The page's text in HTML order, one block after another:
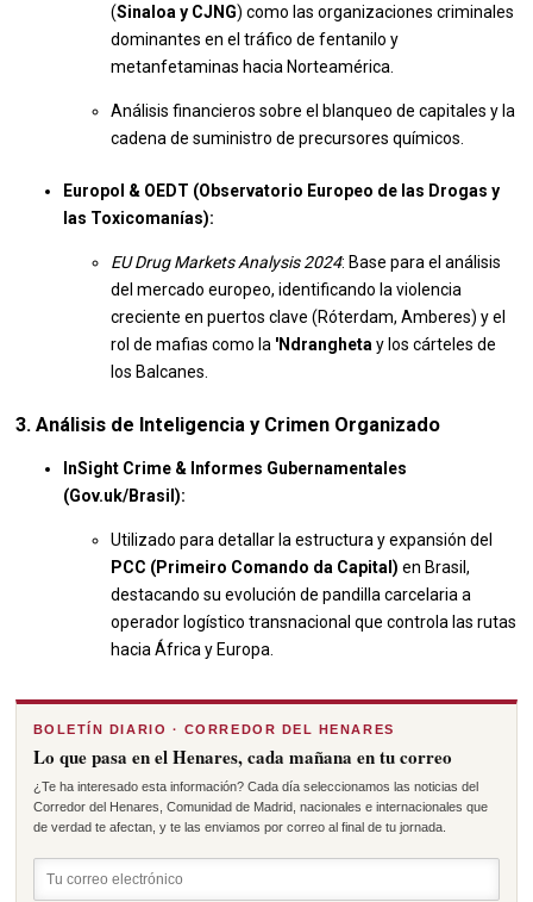
(Sinaloa y CJNG) como las organizaciones criminales
dominantes en el tráfico de fentanilo y
metanfetaminas hacia Norteamérica.
Análisis financieros sobre el blanqueo de capitales y la
cadena de suministro de precursores químicos.
Europol & OEDT (Observatorio Europeo de las Drogas y
las Toxicomanías):
EU Drug Markets Analysis 2024: Base para el análisis
del mercado europeo, identificando la violencia
creciente en puertos clave (Róterdam, Amberes) y el
rol de mafias como la 'Ndrangheta y los cárteles de
los Balcanes.
3. Análisis de Inteligencia y Crimen Organizado
InSight Crime & Informes Gubernamentales
(Gov.uk/Brasil):
Utilizado para detallar la estructura y expansión del
PCC (Primeiro Comando da Capital) en Brasil,
destacando su evolución de pandilla carcelaria a
operador logístico transnacional que controla las rutas
hacia África y Europa.
BOLETÍN DIARIO · CORREDOR DEL HENARES
Lo que pasa en el Henares, cada mañana en tu correo
¿Te ha interesado esta información? Cada día seleccionamos las noticias del
Corredor del Henares, Comunidad de Madrid, nacionales e internacionales que
de verdad te afectan, y te las enviamos por correo al final de tu jornada.